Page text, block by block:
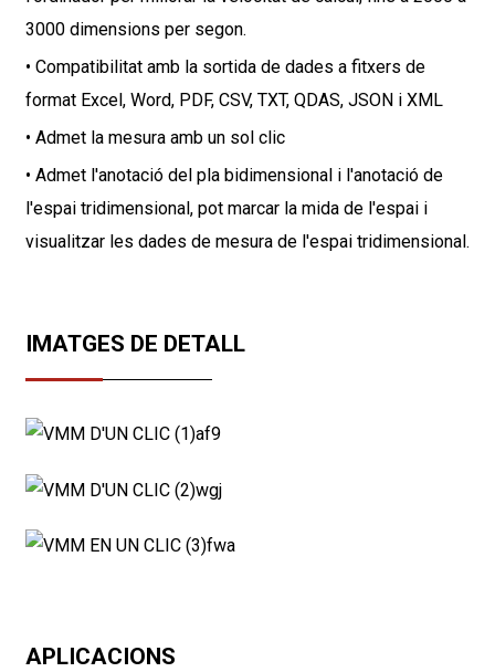
3000 dimensions per segon.
• Compatibilitat amb la sortida de dades a fitxers de
format Excel, Word, PDF, CSV, TXT, QDAS, JSON i XML
• Admet la mesura amb un sol clic
• Admet l'anotació del pla bidimensional i l'anotació de
l'espai tridimensional, pot marcar la mida de l'espai i
visualitzar les dades de mesura de l'espai tridimensional.
IMATGES DE DETALL
APLICACIONS